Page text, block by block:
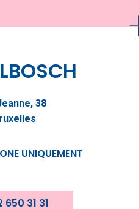
38
UNIQUEMENT
650 31 31